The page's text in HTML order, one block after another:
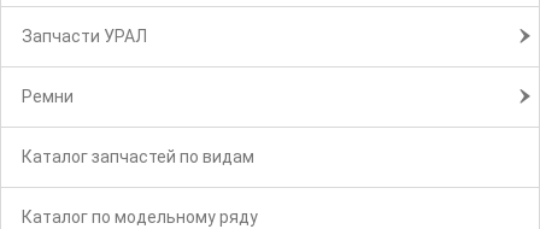
Запчасти УРАЛ
Ремни
Каталог запчастей по видам
Каталог по модельному ряду